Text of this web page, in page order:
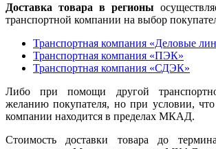
Доставка товара в регионы
транспортной компании на выбор
Транспортная компания «Деловые
Транспортная компания «ПЭК»
Транспортная компания «СДЭК»
Либо при помощи другой
желанию покупателя, но при условии,
компании находится в пределах МКАД.
Стоимость доставки товара до